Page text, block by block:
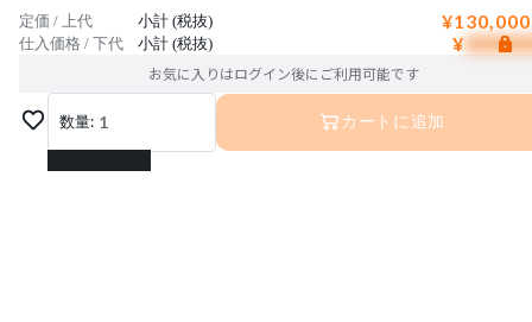
定価 / 上代 小計 (税抜)
仕入価格 / 下代 小計 (税抜) ¥
お気に入りはログイン後にご利用可能です
数量: 1
1
カートに追加